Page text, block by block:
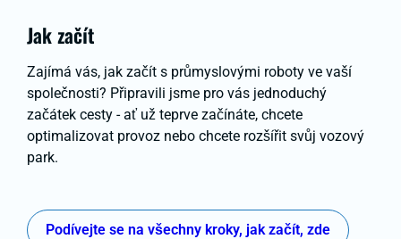
Jak začít
Zajímá vás, jak začít s průmyslovými roboty ve vaší
společnosti? Připravili jsme pro vás jednoduchý
začátek cesty - ať už teprve začínáte, chcete
optimalizovat provoz nebo chcete rozšířit svůj vozový
park.
Podívejte se na všechny kroky, jak začít, zde